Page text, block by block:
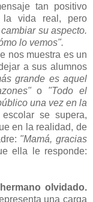
tan positivo
la vida real, pero
su aspecto.
lo vemos".
nos muestra es un
a sus alumnos
grande es aquel
o "Todo el
una vez en la
se supera,
en la realidad, de
"Mamá, gracias
ella le responde:
olvidado.
una carga